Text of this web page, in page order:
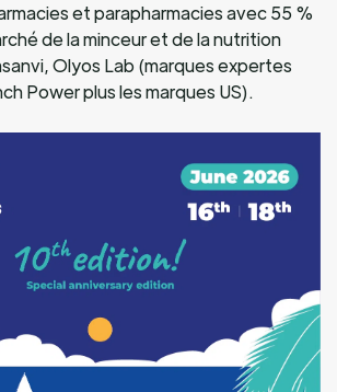
et parapharmacies avec 55 %
de la minceur et de la nutrition
Olyos Lab (marques expertes
Power plus les marques US).